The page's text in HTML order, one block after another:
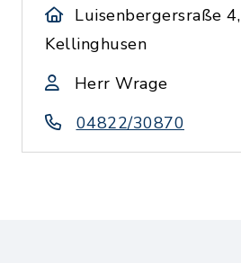
Luisenbergersraße
Kellinghusen
Herr Wrage
04822/30870